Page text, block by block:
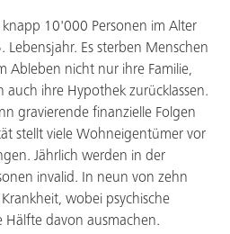
10'000 Personen im Alter
Es sterben Menschen
Ableben nicht nur ihre Familie,
ihre Hypothek zurücklassen.
gravierende finanzielle Folgen
stellt viele Wohneigentümer vor
Jährlich werden in der
invalid. In neun von zehn
wobei psychische
Hälfte davon ausmachen.